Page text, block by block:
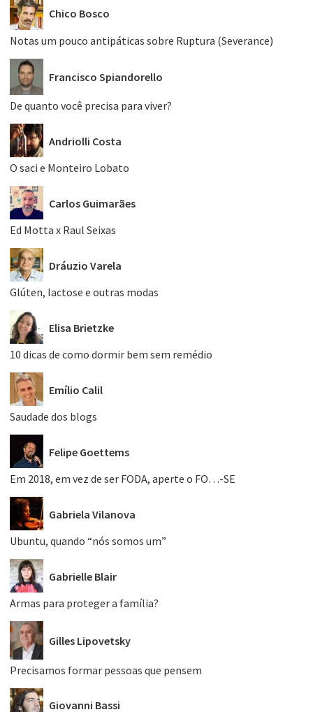
Chico Bosco
Notas um pouco antipáticas sobre Ruptura (Severance)
Francisco Spiandorello
De quanto você precisa para viver?
Andriolli Costa
O saci e Monteiro Lobato
Carlos Guimarães
Ed Motta x Raul Seixas
Dráuzio Varela
Glúten, lactose e outras modas
Elisa Brietzke
10 dicas de como dormir bem sem remédio
Emílio Calil
Saudade dos blogs
Felipe Goettems
Em 2018, em vez de ser FODA, aperte o FO…-SE
Gabriela Vilanova
Ubuntu, quando “nós somos um”
Gabrielle Blair
Armas para proteger a família?
Gilles Lipovetsky
Precisamos formar pessoas que pensem
Giovanni Bassi